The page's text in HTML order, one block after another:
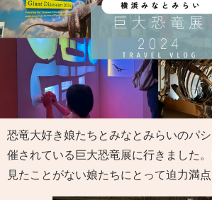
恐竜大好き娘たちとみなとみらいのパ
催されている巨大恐竜展に行きました
見たことがない娘たちにとって迫力満点